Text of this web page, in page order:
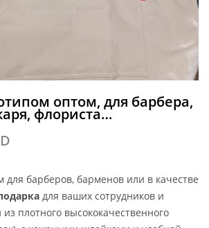
оптом, для барбера,
флориста…
для барберов, барменов или в качестве
для ваших сотрудников и
из плотного высококачественного